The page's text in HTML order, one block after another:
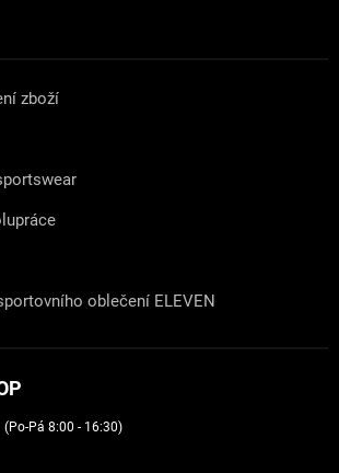
zboží
oblečení ELEVEN
(Po-Pá 8:00 - 16:30)